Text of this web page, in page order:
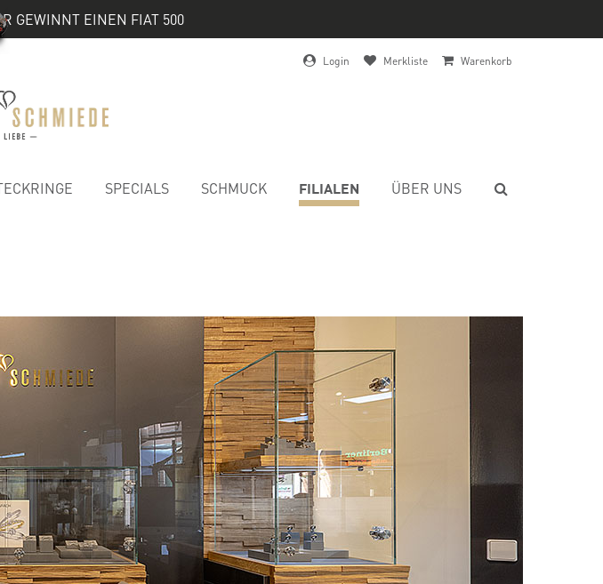
GEWINNT EINEN FIAT 500
Login Merkliste Warenkorb
SPECIALS SCHMUCK FILIALEN ÜBER UNS